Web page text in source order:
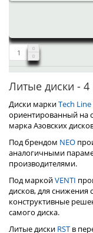
Литые диски - 4
Диски маркиTech Line
ориентированный на
марка Азовских
Под брендом NEO
аналогичными
производителями.
Под маркойVENTI
дисков, для
конструктивные
самого диска.
Литые диски RST в